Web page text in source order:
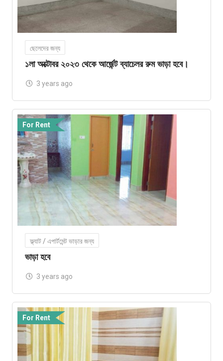
ছেলেদের জন্য
১লা অক্টোবর ২০২৩ থেকে আর্জেন্ট ব্যাচেলর রুম ভাড়া হবে।
3 years ago
For Rent
ফ্ল্যাট / এপার্টমেন্ট ভাড়ার জন্য
ভাড়া হবে
3 years ago
For Rent